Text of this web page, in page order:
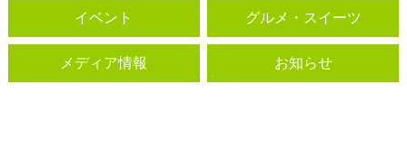
イベント グルメ・スイーツ
メディア情報 お知らせ